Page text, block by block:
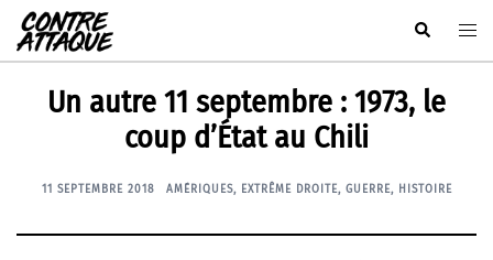
Aller
au
contenu
Rechercher
Un autre 11 septembre : 1973, le
coup d’État au Chili
11 SEPTEMBRE 2018 AMÉRIQUES, EXTRÊME DROITE, GUERRE, HISTOIRE